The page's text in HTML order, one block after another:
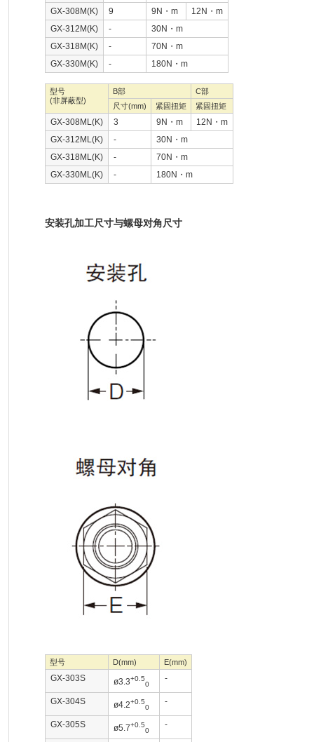
GX-308M(K)
9 9N・m
12N・m
GX-312M(K)
-
30N・m
GX-318M(K)
-
70N・m
GX-330M(K)
- 180N・m
型号
(非屏蔽型)
B部
C部
尺寸(mm)
紧固扭矩 紧固扭矩
GX-308ML(K) 3 9N・m
12N・m
GX-312ML(K)
-
30N・m
GX-318ML(K)
-
70N・m
GX-330ML(K)
- 180N・m
安装孔加工尺寸与螺母对角尺寸
型号 D(mm) E(mm)
GX-303S ø3.3+0.5
0
-
GX-304S ø4.2+0.5
0
-
GX-305S ø5.7+0.5
0
-